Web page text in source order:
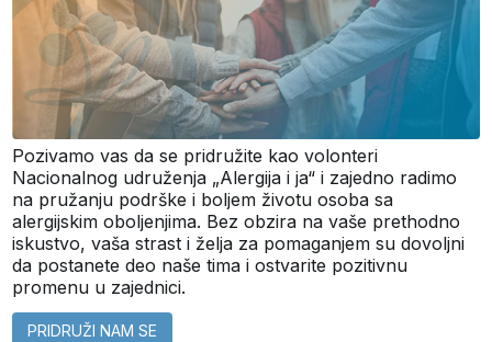
Pozivamo vas da se pridružite kao volonteri
Nacionalnog udruženja „Alergija i ja“ i zajedno radimo
na pružanju podrške i boljem životu osoba sa
alergijskim oboljenjima. Bez obzira na vaše prethodno
iskustvo, vaša strast i želja za pomaganjem su dovoljni
da postanete deo naše tima i ostvarite pozitivnu
promenu u zajednici.
PRIDRUŽI NAM SE